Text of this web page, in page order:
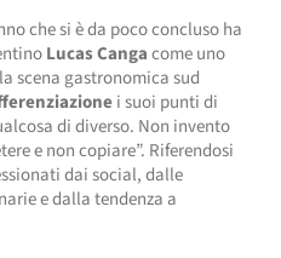
che si è da poco concluso ha
Lucas Cangacome uno
scena gastronomica sud
i suoi punti di
di diverso. Non invento
e non copiare”. Riferendosi
dai social, dalle
e dalla tendenza a